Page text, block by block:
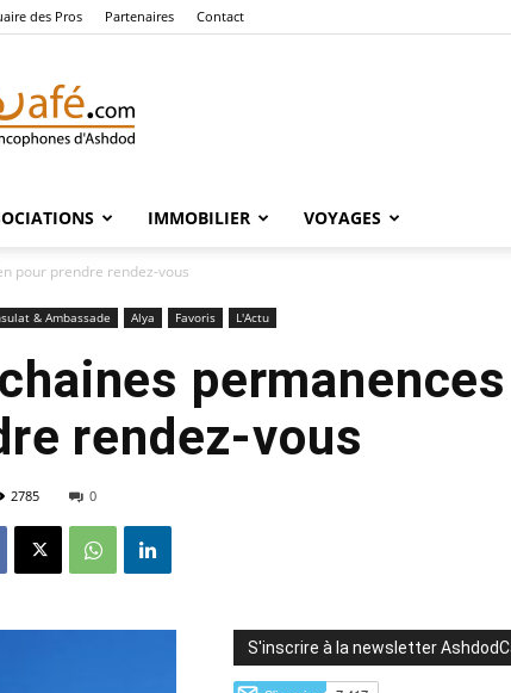
des Pros Partenaires Contact
IMMOBILIER VOYAGES
pour prendre rendez-vous
& Ambassade Alya Favoris L'Actu
permanences
rendez-vous
2785 0
S'inscrire à la newsletter